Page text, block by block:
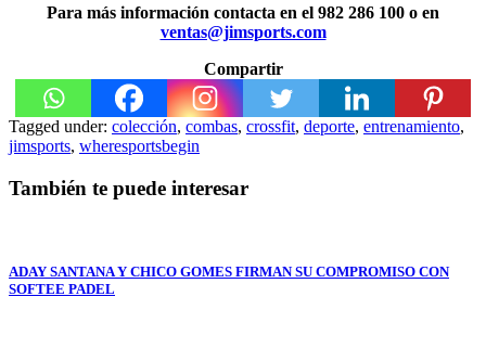
Para más información contacta en el 982 286 100 o en
ventas@jimsports.com
Compartir
Tagged under: colección, combas, crossfit, deporte, entrenamiento,
jimsports, wheresportsbegin
También te puede interesar
ADAY SANTANA Y CHICO GOMES FIRMAN SU COMPROMISO CON
SOFTEE PADEL